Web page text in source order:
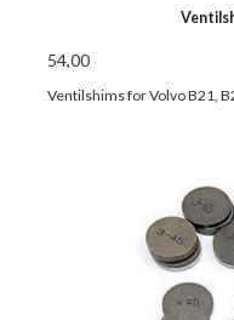
54,00
Ventilshims for Volvo B21,